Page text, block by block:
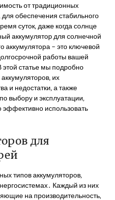
от традиционных
для обеспечения стабильного
суток‚ даже когда солнце
аккумулятор для солнечной
– это ключевой
работы вашей
статье мы подробно
их
и недостатки‚ а также
выбору и эксплуатации‚
использовать
для
типов аккумуляторов‚
Каждый из них
на производительность‚